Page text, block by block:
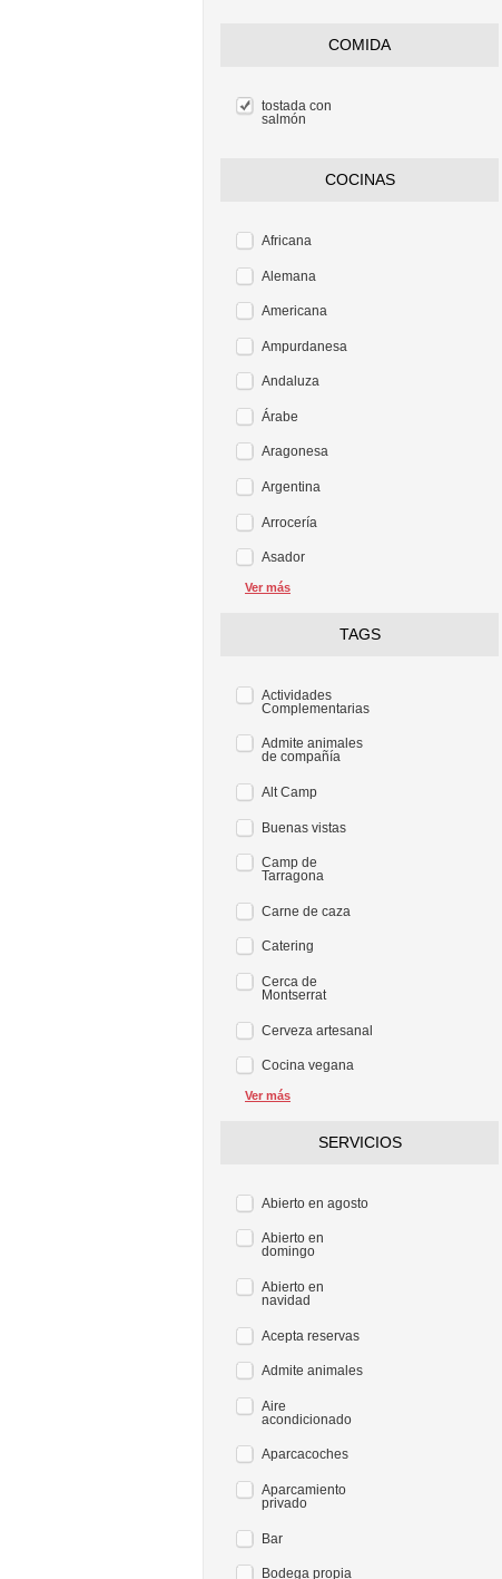
COMIDA
tostada con
salmón
COCINAS
Africana
Alemana
Americana
Ampurdanesa
Andaluza
Árabe
Aragonesa
Argentina
Arrocería
Asador
Ver más
TAGS
Actividades
Complementarias
Admite animales
de compañía
Alt Camp
Buenas vistas
Camp de
Tarragona
Carne de caza
Catering
Cerca de
Montserrat
Cerveza artesanal
Cocina vegana
Ver más
SERVICIOS
Abierto en agosto
Abierto en
domingo
Abierto en
navidad
Acepta reservas
Admite animales
Aire
acondicionado
Aparcacoches
Aparcamiento
privado
Bar
Bodega propia